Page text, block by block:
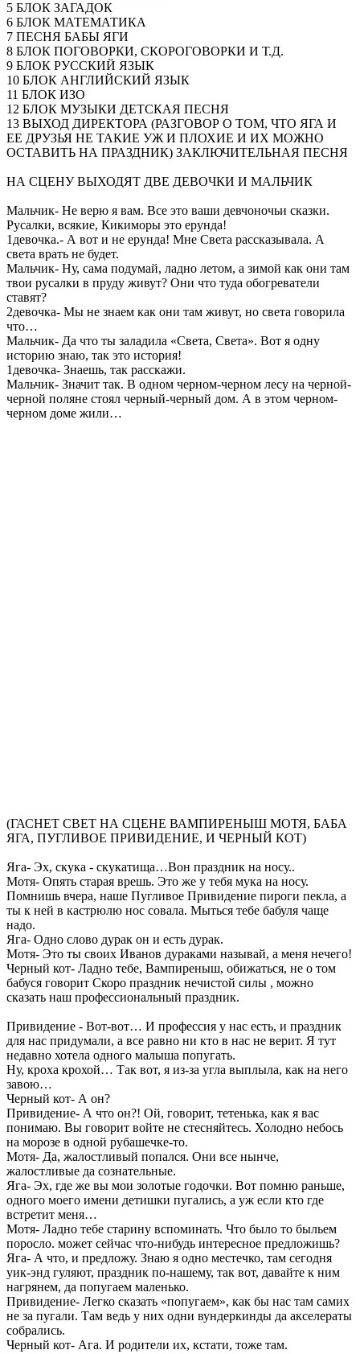
5 БЛОК ЗАГАДОК
6 БЛОК МАТЕМАТИКА
7 ПЕСНЯ БАБЫ ЯГИ
8 БЛОК ПОГОВОРКИ, СКОРОГОВОРКИ И Т.Д.
9 БЛОК РУССКИЙ ЯЗЫК
10 БЛОК АНГЛИЙСКИЙ ЯЗЫК
11 БЛОК ИЗО
12 БЛОК МУЗЫКИ ДЕТСКАЯ ПЕСНЯ
13 ВЫХОД ДИРЕКТОРА (РАЗГОВОР О ТОМ, ЧТО ЯГА И
ЕЕ ДРУЗЬЯ НЕ ТАКИЕ УЖ И ПЛОХИЕ И ИХ МОЖНО
ОСТАВИТЬ НА ПРАЗДНИК) ЗАКЛЮЧИТЕЛЬНАЯ ПЕСНЯ
НА СЦЕНУ ВЫХОДЯТ ДВЕ ДЕВОЧКИ И МАЛЬЧИК
Мальчик- Не верю я вам. Все это ваши девчоночьи сказки.
Русалки, всякие, Кикиморы это ерунда!
1девочка.- А вот и не ерунда! Мне Света рассказывала. А
света врать не будет.
Мальчик- Ну, сама подумай, ладно летом, а зимой как они там
твои русалки в пруду живут? Они что туда обогреватели
ставят?
2девочка- Мы не знаем как они там живут, но света говорила
что…
Мальчик- Да что ты заладила «Света, Света». Вот я одну
историю знаю, так это история!
1девочка- Знаешь, так расскажи.
Мальчик- Значит так. В одном черном-черном лесу на черной-
черной поляне стоял черный-черный дом. А в этом черном-
черном доме жили…
(ГАСНЕТ СВЕТ НА СЦЕНЕ ВАМПИРЕНЫШ МОТЯ, БАБА
ЯГА, ПУГЛИВОЕ ПРИВИДЕНИЕ, И ЧЕРНЫЙ КОТ)
Яга- Эх, скука - скукатища…Вон праздник на носу..
Мотя- Опять старая врешь. Это же у тебя мука на носу.
Помнишь вчера, наше Пугливое Привидение пироги пекла, а
ты к ней в кастрюлю нос совала. Мыться тебе бабуля чаще
надо.
Яга- Одно слово дурак он и есть дурак.
Мотя- Это ты своих Иванов дураками называй, а меня нечего!
Черный кот- Ладно тебе, Вампиреныш, обижаться, не о том
бабуся говорит Скоро праздник нечистой силы , можно
сказать наш профессиональный праздник.
Привидение - Вот-вот… И профессия у нас есть, и праздник
для нас придумали, а все равно ни кто в нас не верит. Я тут
недавно хотела одного малыша попугать.
Ну, кроха крохой… Так вот, я из-за угла выплыла, как на него
завою…
Черный кот- А он?
Привидение- А что он?! Ой, говорит, тетенька, как я вас
понимаю. Вы говорит войте не стесняйтесь. Холодно небось
на морозе в одной рубашечке-то.
Мотя- Да, жалостливый попался. Они все нынче,
жалостливые да сознательные.
Яга- Эх, где же вы мои золотые годочки. Вот помню раньше,
одного моего имени детишки пугались, а уж если кто где
встретит меня…
Мотя- Ладно тебе старину вспоминать. Что было то быльем
поросло. может сейчас что-нибудь интересное предложишь?
Яга- А что, и предложу. Знаю я одно местечко, там сегодня
уик-энд гуляют, праздник по-нашему, так вот, давайте к ним
нагрянем, да попугаем маленько.
Привидение- Легко сказать «попугаем», как бы нас там самих
не за пугали. Там ведь у них одни вундеркинды да акселераты
собрались.
Черный кот- Ага. И родители их, кстати, тоже там.